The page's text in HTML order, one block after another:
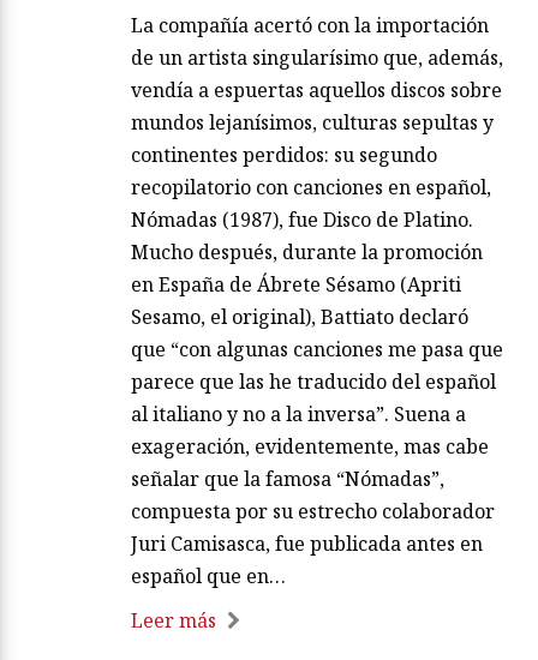
La compañía acertó con la importación
de un artista singularísimo que, además,
vendía a espuertas aquellos discos sobre
mundos lejanísimos, culturas sepultas y
continentes perdidos: su segundo
recopilatorio con canciones en español,
Nómadas (1987), fue Disco de Platino.
Mucho después, durante la promoción
en España de Ábrete Sésamo (Apriti
Sesamo, el original), Battiato declaró
que “con algunas canciones me pasa que
parece que las he traducido del español
al italiano y no a la inversa”. Suena a
exageración, evidentemente, mas cabe
señalar que la famosa “Nómadas”,
compuesta por su estrecho colaborador
Juri Camisasca, fue publicada antes en
español que en…
Leer más